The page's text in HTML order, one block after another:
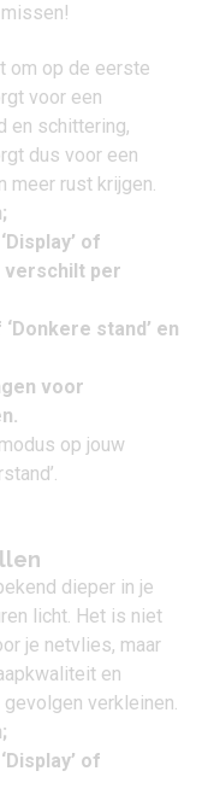
om op de eerste
voor een
en schittering,
dus voor een
meer rust krijgen.
of
verschilt per
stand’ en
voor
op jouw
dieper in je
licht. Het is niet
je netvlies, maar
en
verkleinen.
of